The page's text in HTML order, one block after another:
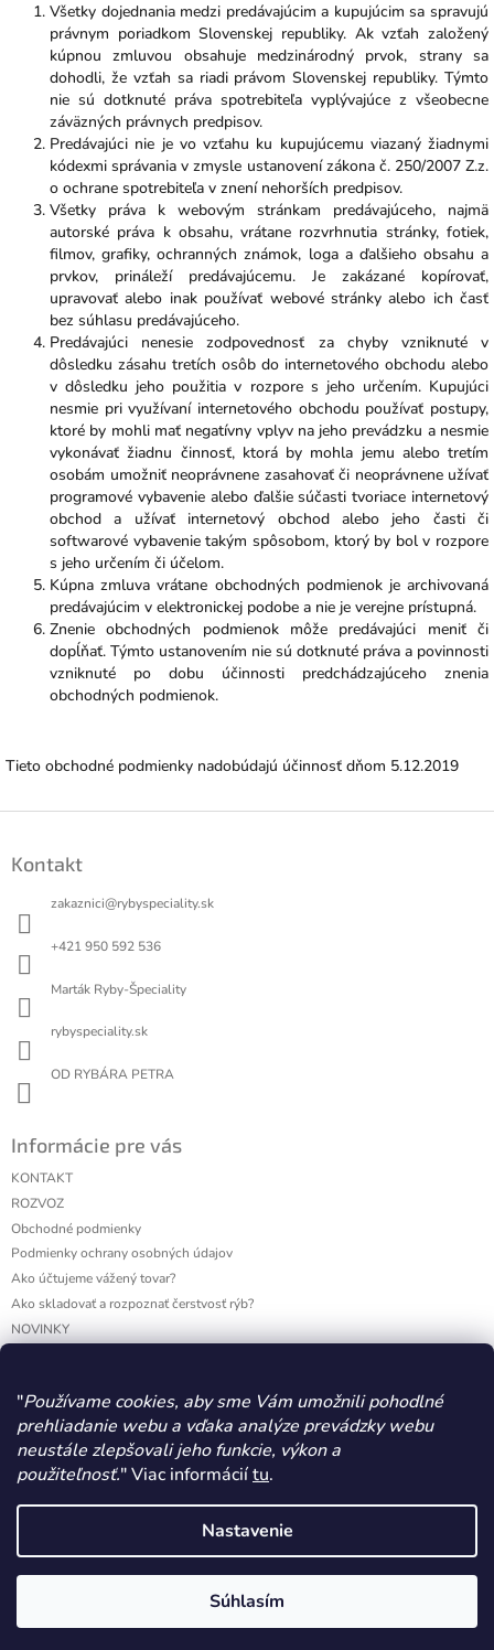
"Používame cookies, aby sme Vám umožnili pohodlné
prehliadanie webu a vďaka analýze prevádzky webu
neustále zlepšovali jeho funkcie, výkon a
použiteľnosť." Viac informáciítu.
Nastavenie
Súhlasím
Všetky dojednania medzi predávajúcim a kupujúcim sa spravujú
právnym poriadkom Slovenskej republiky. Ak vzťah založený
kúpnou zmluvou obsahuje medzinárodný prvok, strany sa
dohodli, že vzťah sa riadi právom Slovenskej republiky. Týmto
nie sú dotknuté práva spotrebiteľa vyplývajúce z všeobecne
záväzných právnych predpisov.
Predávajúci nie je vo vzťahu ku kupujúcemu viazaný žiadnymi
kódexmi správania v zmysle ustanovení zákona č. 250/2007 Z.z.
o ochrane spotrebiteľa v znení nehorších predpisov.
Všetky práva k webovým stránkam predávajúceho, najmä
autorské práva k obsahu, vrátane rozvrhnutia stránky, fotiek,
filmov, grafiky, ochranných známok, loga a ďalšieho obsahu a
prvkov, prináleží predávajúcemu. Je zakázané kopírovať,
upravovať alebo inak používať webové stránky alebo ich časť
bez súhlasu predávajúceho.
Predávajúci nenesie zodpovednosť za chyby vzniknuté v
dôsledku zásahu tretích osôb do internetového obchodu alebo
v dôsledku jeho použitia v rozpore s jeho určením. Kupujúci
nesmie pri využívaní internetového obchodu používať postupy,
ktoré by mohli mať negatívny vplyv na jeho prevádzku a nesmie
vykonávať žiadnu činnosť, ktorá by mohla jemu alebo tretím
osobám umožniť neoprávnene zasahovať či neoprávnene užívať
programové vybavenie alebo ďalšie súčasti tvoriace internetový
obchod a užívať internetový obchod alebo jeho časti či
softwarové vybavenie takým spôsobom, ktorý by bol v rozpore
s jeho určením či účelom.
Kúpna zmluva vrátane obchodných podmienok je archivovaná
predávajúcim v elektronickej podobe a nie je verejne prístupná.
Znenie obchodných podmienok môže predávajúci meniť či
dopĺňať. Týmto ustanovením nie sú dotknuté práva a povinnosti
vzniknuté po dobu účinnosti predchádzajúceho znenia
obchodných podmienok.
Tieto obchodné podmienky nadobúdajú účinnosť dňom 5.12.2019
Kontakt
zakaznici@rybyspeciality.sk
+421 950 592 536
Marták Ryby-Špeciality
rybyspeciality.sk
OD RYBÁRA PETRA
Informácie pre vás
KONTAKT
ROZVOZ
Obchodné podmienky
Podmienky ochrany osobných údajov
Ako účtujeme vážený tovar?
Ako skladovať a rozpoznať čerstvosť rýb?
NOVINKY
Facebook
MARTÁK Peter, Ryby - Špeciality